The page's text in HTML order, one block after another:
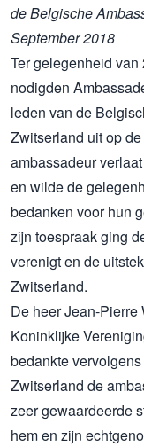
de Belgische
September 2018
Ter gelegenheid
nodigden
leden van de
Zwitserland uit op
ambassadeur
en wilde de
bedanken voor hun
zijn toespraak ging
verenigt en de
Zwitserland.
De heer Jean-Pierre
Koninklijke
bedankte
Zwitserland de
zeer gewaardeerde
hem en zijn